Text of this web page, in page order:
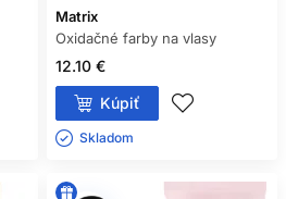
Matrix
Oxidačné farby na vlasy
12.10 €
Kúpiť
Skladom ㅤ